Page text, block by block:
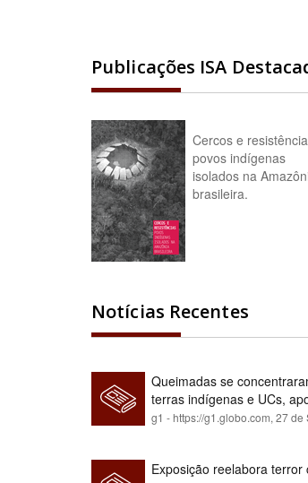
Publicações ISA
Cercos e
povos indígenas
isolados na
brasileira.
Notícias Recentes
Queimadas se
terras indígenas e UCs,
g1 - https://g1.globo.com, 27 de
Exposição reelabora